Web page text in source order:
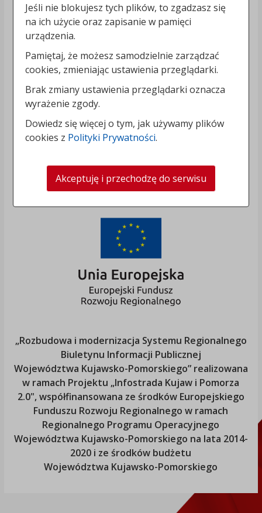
„Rozbudowa i modernizacja Systemu Regionalnego
Biuletynu Informacji Publicznej
Województwa Kujawsko-Pomorskiego” realizowana
w ramach Projektu „Infostrada Kujaw i Pomorza
2.0", współfinansowana ze środków Europejskiego
Funduszu Rozwoju Regionalnego w ramach
Regionalnego Programu Operacyjnego
Województwa Kujawsko-Pomorskiego na lata 2014-
2020 i ze środków budżetu
Województwa Kujawsko-Pomorskiego
Jeśli nie blokujesz tych plików, to zgadzasz się
na ich użycie oraz zapisanie w pamięci
urządzenia.
Pamiętaj, że możesz samodzielnie zarządzać
cookies, zmieniając ustawienia przeglądarki.
Brak zmiany ustawienia przeglądarki oznacza
wyrażenie zgody.
Dowiedz się więcej o tym, jak używamy plików
cookies z Polityki Prywatności.
Akceptuję i przechodzę do serwisu